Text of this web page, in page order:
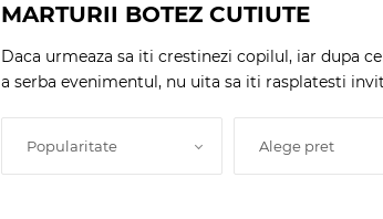
MARTURII BOTEZ CUTIUTE
Daca urmeaza sa iti crestinezi copilul, iar dupa
a serba evenimentul, nu uita sa iti rasplatesti
Popularitate Alege pret